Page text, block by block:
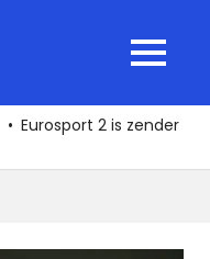
MENU
Eurosport 2 is zender